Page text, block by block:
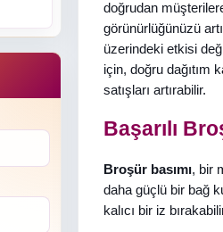
doğrudan
görünürlüğünüzü
üzerindeki etkisi
için, doğru dağıtım
satışları artırabilir.
Başarılı
Broşür basımı, bir
daha güçlü bir bağ
kalıcı bir iz